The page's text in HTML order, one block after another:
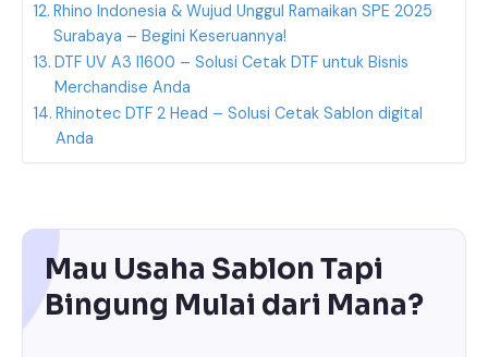
Rhino Indonesia & Wujud Unggul Ramaikan SPE 2025
Surabaya – Begini Keseruannya!
DTF UV A3 I1600 – Solusi Cetak DTF untuk Bisnis
Merchandise Anda
Rhinotec DTF 2 Head – Solusi Cetak Sablon digital
Anda
Mau Usaha Sablon Tapi
Bingung Mulai dari Mana?